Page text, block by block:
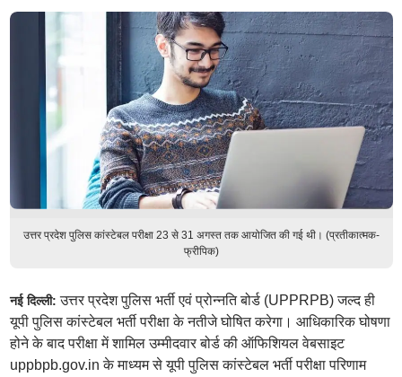
उत्तर प्रदेश पुलिस कांस्टेबल परीक्षा 23 से 31 अगस्त तक आयोजित की गई थी। (प्रतीकात्मक-
फ्रीपिक)
नई दिल्ली:उत्तर प्रदेश पुलिस भर्ती एवं प्रोन्नति बोर्ड (UPPRPB) जल्द ही
यूपी पुलिस कांस्टेबल भर्ती परीक्षा के नतीजे घोषित करेगा। आधिकारिक घोषणा
होने के बाद परीक्षा में शामिल उम्मीदवार बोर्ड की ऑफिशियल वेबसाइट
uppbpb.gov.in के माध्यम से यूपी पुलिस कांस्टेबल भर्ती परीक्षा परिणाम